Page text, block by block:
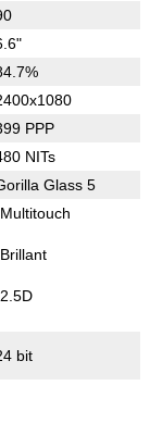
PPP
NITs
Glass 5
Multitouch
Brillant
2.5D
bit